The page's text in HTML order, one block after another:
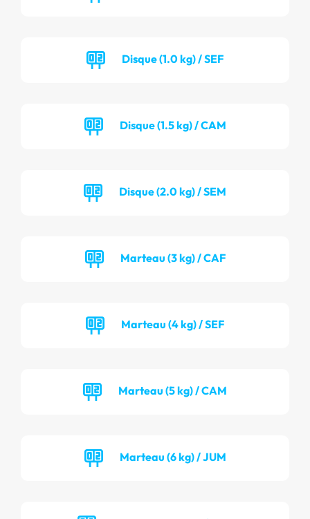
Disque (1.0 kg) / SEF
Disque (1.5 kg) / CAM
Disque (2.0 kg) / SEM
Marteau (3 kg) / CAF
Marteau (4 kg) / SEF
Marteau (5 kg) / CAM
Marteau (6 kg) / JUM